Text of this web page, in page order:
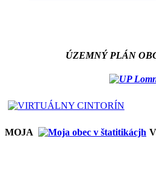
ÚZEMNÝ PLÁN
MOJA